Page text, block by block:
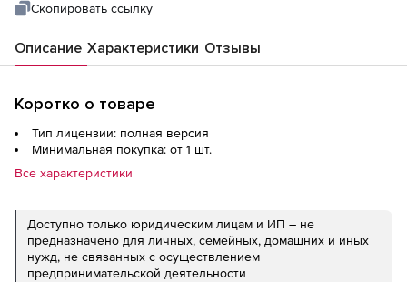
Скопировать ссылку
Описание Характеристики Отзывы
Коротко о товаре
Тип лицензии: полная версия
Минимальная покупка: от 1 шт.
Все характеристики
Доступно только юридическим лицам и ИП – не
предназначено для личных, семейных, домашних и иных
нужд, не связанных с осуществлением
предпринимательской деятельности